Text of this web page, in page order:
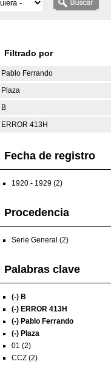
Filtrado por
Pablo Ferrando
Plaza
B
ERROR 413H
Fecha de registro
1920 - 1929 (2)
Procedencia
Serie General (2)
Palabras clave
(-) B
(-) ERROR 413H
(-) Pablo Ferrando
(-) Plaza
01 (2)
CCZ (2)